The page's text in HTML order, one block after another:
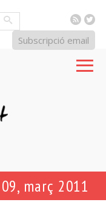
RSS
Subscripció email
març 2011